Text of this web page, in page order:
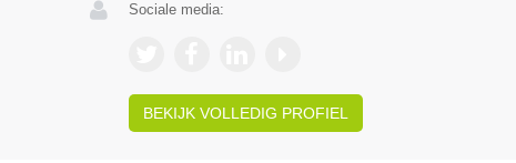
Sociale media:
BEKIJK VOLLEDIG PROFIEL